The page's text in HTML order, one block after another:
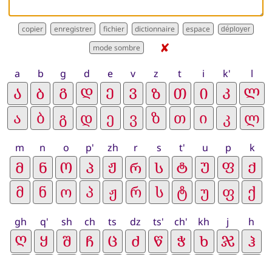
dictionnaire déployer
✘
a
b g d e v z t i k' l
m n o p' zh r s t' u p k
gh q' sh ch ts dz ts' ch' kh j h